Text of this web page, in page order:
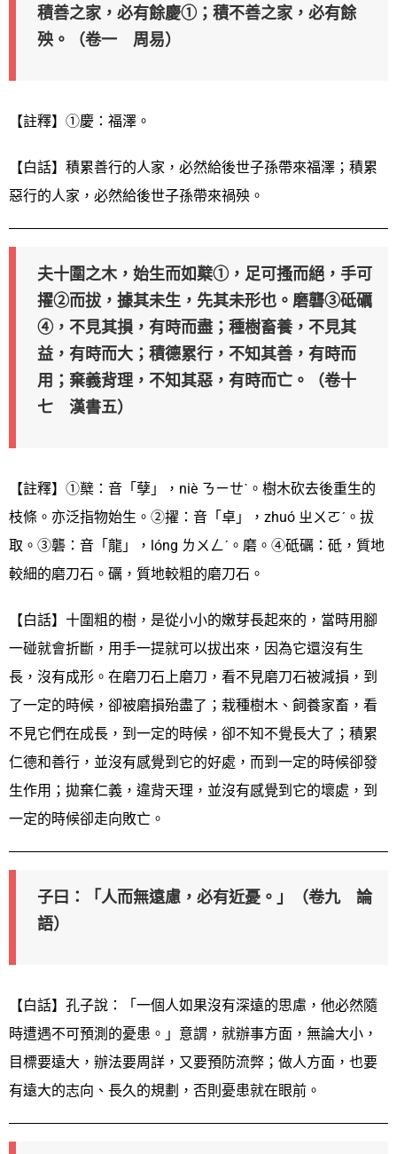
積善之家，必有餘慶①；積不善之家，必有餘
殃。（卷一 周易）
【註釋】①慶：福澤。
【白話】積累善行的人家，必然給後世子孫帶來福澤；積累
惡行的人家，必然給後世子孫帶來禍殃。
夫十圍之木，始生而如櫱①，足可搔而絕，手可
擢②而拔，據其未生，先其未形也。磨礱③砥礪
④，不見其損，有時而盡；種樹畜養，不見其
益，有時而大；積德累行，不知其善，有時而
用；棄義背理，不知其惡，有時而亡。（卷十
七 漢書五）
【註釋】①櫱：音「孽」，niè ㄋㄧㄝˋ。樹木砍去後重生的
枝條。亦泛指物始生。②擢：音「卓」，zhuó ㄓㄨㄛˊ。拔
取。③礱：音「龍」，lóng ㄌㄨㄥˊ。磨。④砥礪：砥，質地
較細的磨刀石。礪，質地較粗的磨刀石。
【白話】十圍粗的樹，是從小小的嫩芽長起來的，當時用腳
一碰就會折斷，用手一提就可以拔出來，因為它還沒有生
長，沒有成形。在磨刀石上磨刀，看不見磨刀石被減損，到
了一定的時候，卻被磨損殆盡了；栽種樹木、飼養家畜，看
不見它們在成長，到一定的時候，卻不知不覺長大了；積累
仁德和善行，並沒有感覺到它的好處，而到一定的時候卻發
生作用；拋棄仁義，違背天理，並沒有感覺到它的壞處，到
一定的時候卻走向敗亡。
子曰：「人而無遠慮，必有近憂。」（卷九 論
語）
【白話】孔子說：「一個人如果沒有深遠的思慮，他必然隨
時遭遇不可預測的憂患。」意謂，就辦事方面，無論大小，
目標要遠大，辦法要周詳，又要預防流弊；做人方面，也要
有遠大的志向、長久的規劃，否則憂患就在眼前。